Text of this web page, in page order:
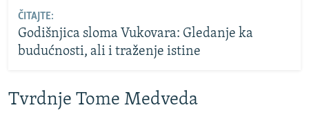
ČITAJTE:
Godišnjica sloma Vukovara: Gledanje ka
budućnosti, ali i traženje istine
Tvrdnje Tome Medveda